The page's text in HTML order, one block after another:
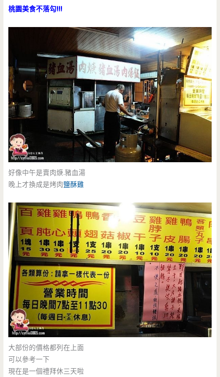
桃園美食不落勾!!!
好像中午是賣肉焿.豬血湯
晚上才換成是烤肉鹽酥雞
大部份的價格都列在上面
可以參考一下
現在是一個禮拜休三天啦